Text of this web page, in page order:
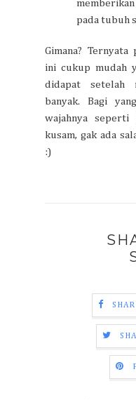
pada tubuh
Gimana?
ini cukup mudah
didapat setelah
banyak. Bagi
wajahnya
kusam, gak ada
:)